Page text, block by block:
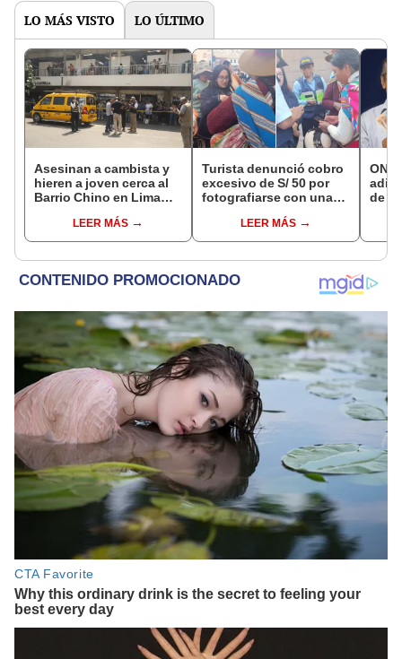
LO MÁS VISTO LO ÚLTIMO
Asesinan a cambista y
hieren a joven cerca al
Barrio Chino en Lima
sospechoso detenido
LEER MÁS
Turista denunció cobro
excesivo de S/ 50 por
fotografiarse con una
Serenazgo recuperó el
dinero
LEER MÁS
ONP
de
si